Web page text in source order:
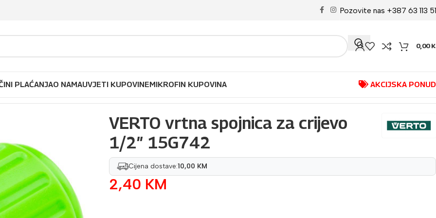
Pozovite nas +387 63 113
0,00
PLAĆANJAO NAMAUVJETI KUPOVINEMIKROFIN KUPOVINA AKCIJSKA
VERTO vrtna spojnica za crijevo
1/2″ 15G742
Cijena dostave:10,00 KM
2,40 KM